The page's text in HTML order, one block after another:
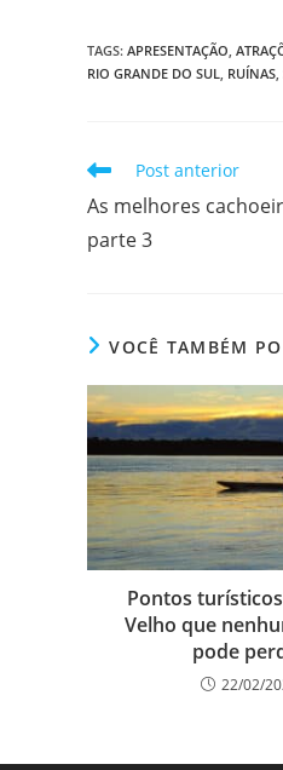
TAGS: APRESENTAÇÃO
RIO GRANDE DO SUL
RUÍNAS
Leia
artigos
Post anterior
As melhores
parte 3
VOCÊ TAMBÉM
Pontos
Velho que
pode
22/02/